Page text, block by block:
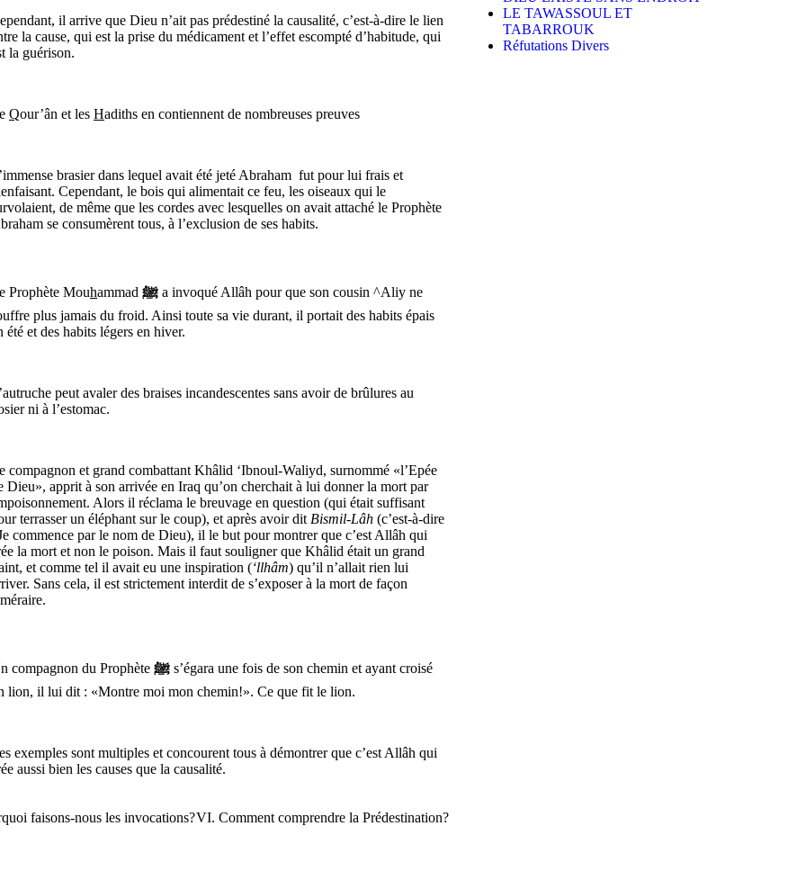
il arrive que Dieu n’ait pas prédestiné la causalité, c’est-à-dire le lien
la cause, qui est la prise du médicament et l’effet escompté d’habitude, qui
la guérison.
Qour’ân et les Hadiths en contiennent de nombreuses preuves
brasier dans lequel avait été jeté Abraham fut pour lui frais et
Cependant, le bois qui alimentait ce feu, les oiseaux qui le
de même que les cordes avec lesquelles on avait attaché le Prophète
se consumèrent tous, à l’exclusion de ses habits.
Prophète Mouhammad ﷺ a invoqué Allâh pour que son cousin ^Aliy ne
plus jamais du froid. Ainsi toute sa vie durant, il portait des habits épais
été et des habits légers en hiver.
peut avaler des braises incandescentes sans avoir de brûlures au
ni à l’estomac.
compagnon et grand combattant Khâlid ‘Ibnoul-Waliyd, surnommé «l’Epée
Dieu», apprit à son arrivée en Iraq qu’on cherchait à lui donner la mort par
Alors il réclama le breuvage en question (qui était suffisant
terrasser un éléphant sur le coup), et après avoir dit Bismil-Lâh (c’est-à-dire
commence par le nom de Dieu), il le but pour montrer que c’est Allâh qui
la mort et non le poison. Mais il faut souligner que Khâlid était un grand
et comme tel il avait eu une inspiration (‘llhâm) qu’il n’allait rien lui
Sans cela, il est strictement interdit de s’exposer à la mort de façon
compagnon du Prophète ﷺ s’égara une fois de son chemin et ayant croisé
lion, il lui dit : «Montre moi mon chemin!». Ce que fit le lion.
exemples sont multiples et concourent tous à démontrer que c’est Allâh qui
aussi bien les causes que la causalité.
faisons-nous les invocations?VI. Comment comprendre la Prédestination?
LE TAWASSOUL ET
TABARROUK
Réfutations Divers